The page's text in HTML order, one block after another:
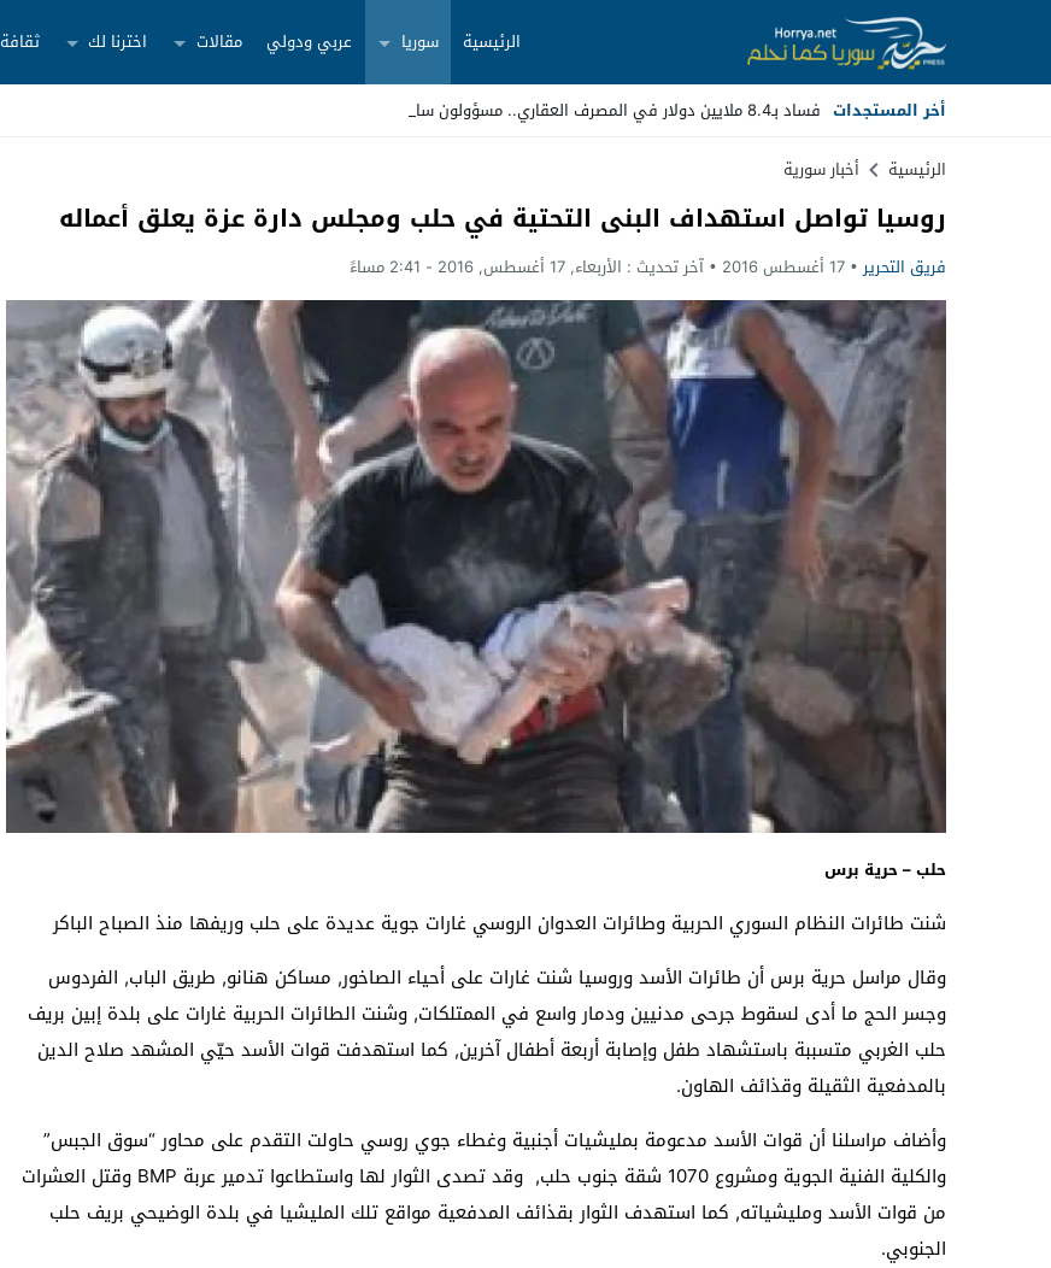
الرئيسية سوريا عربي ودولي مقالات اخترنا لك ثقافة
أخر المستجدات فساد بـ8.4 ملايين دولار في المصرف العقاري.. مسؤولون سابقون أ_
Stop
Previous
Next
الرئيسية أخبار سورية
روسيا تواصل استهداف البنى التحتية في حلب ومجلس دارة عزة يعلق أعماله
فريق التحرير 17 أغسطس 2016 آخر تحديث : الأربعاء, 17 أغسطس, 2016 - 2:41 مساءً
حلب – حرية برس
شنت طائرات النظام السوري الحربية وطائرات العدوان الروسي غارات جوية عديدة على حلب وريفها منذ الصباح الباكر
وقال مراسل حرية برس أن طائرات الأسد وروسيا شنت غارات على أحياء الصاخور, مساكن هنانو, طريق الباب, الفردوس
وجسر الحج ما أدى لسقوط جرحى مدنيين ودمار واسع في الممتلكات, وشنت الطائرات الحربية غارات على بلدة إبين بريف
حلب الغربي متسببة باستشهاد طفل وإصابة أربعة أطفال آخرين, كما استهدفت قوات الأسد حيّي المشهد صلاح الدين
بالمدفعية الثقيلة وقذائف الهاون.
وأضاف مراسلنا أن قوات الأسد مدعومة بمليشيات أجنبية وغطاء جوي روسي حاولت التقدم على محاور “سوق الجبس”
والكلية الفنية الجوية ومشروع 1070 شقة جنوب حلب, وقد تصدى الثوار لها واستطاعوا تدمير عربة BMP وقتل العشرات
من قوات الأسد ومليشياته, كما استهدف الثوار بقذائف المدفعية مواقع تلك المليشيا في بلدة الوضيحي بريف حلب
الجنوبي.